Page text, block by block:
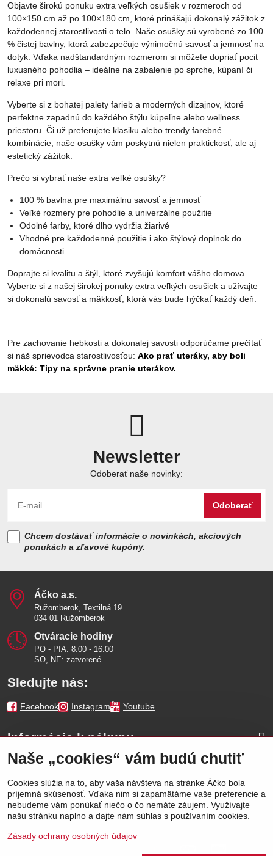
Objavte širokú ponuku extra veľkých osušiek v rozmeroch od
100×150 cm až po 100×180 cm, ktoré prinášajú dokonalý zážitok z
každodennej starostlivosti o telo. Naše osušky sú vyrobené zo 100
% čistej bavlny, ktorá zabezpečuje výnimočnú savosť a jemnosť na
dotyk. Vďaka nadštandardným rozmerom si môžete dopriať pocit
luxusného pohodlia – ideálne na zabalenie po sprche, kúpaní či
relaxe pri mori.
Vyberte si z bohatej palety farieb a moderných dizajnov, ktoré
perfektne zapadnú do každého štýlu kúpeľne alebo wellness
priestoru. Či už preferujete klasiku alebo trendy farebné
kombinácie, naše osušky vám poskytnú nielen praktickosť, ale aj
estetický zážitok.
Prečo si vybrať naše extra veľké osušky?
100 % bavlna pre maximálnu savosť a jemnosť
Veľké rozmery pre pohodlie a univerzálne použitie
Odolné farby, ktoré dlho vydržia žiarivé
Vhodné pre každodenné použitie i ako štýlový doplnok do
domácnosti
Doprajte si kvalitu a štýl, ktoré zvyšujú komfort vášho domova.
Vyberte si z našej širokej ponuky extra veľkých osušiek a užívajte
si dokonalú savosť a mäkkosť, ktorá vás bude hýčkať každý deň.
Pre zachovanie hebkosti a dokonalej savosti odporúčame prečítať
si náš sprievodca starostlivosťou: Ako prať uteráky, aby boli
mäkké: Tipy na správne pranie uterákov.
Newsletter
Odoberať naše novinky:
Odoberať
Chcem dostávať informácie o novinkách, akciových
ponukách a zľavové kupóny.
Áčko a​.s​.
Ružomberok, Textilná 19
034 01 Ružomberok
Otváracie hodiny
PO - PIA: 8:00 - 16:00
SO, NE: zatvorené
Sledujte nás:
Facebook Instagram Youtube
Informácie k nákupu
Naše značky
Výhody
Naše „cookies“ vám budú chutiť
Cookies slúžia na to, aby vaša návšteva na stránke Áčko bola
príjemná skúsenosť. Vďaka nim si zapamätáme vaše preferencie a
nebudeme vám ponúkať niečo o čo nemáte záujem. Využívajte
našu stránku naplno a dajte nám súhlas s používaním cookies.
Zásady ochrany osobných údajov